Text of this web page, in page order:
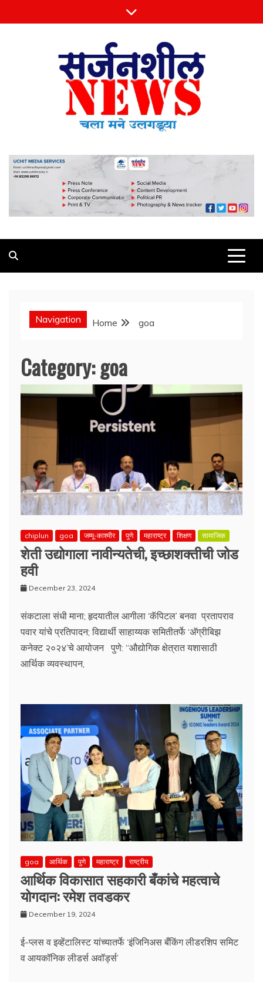
to
Navigation Home goa
Category:goa
chiplun goa जम्मू-काश्मीर पुणे महाराष्ट्र शिक्षण सामाजिक
शेती उद्योगाला नावीन्यतेची, इच्छाशक्तीची जोड
हवी
December 23, 2024
संकटाला संधी माना; हृदयातील आगीला ‘कॅपिटल’ बनवा प्रतापराव
पवार यांचे प्रतिपादन; विद्यार्थी साहाय्यक समितीतर्फे ‘अ‍ॅग्रीबिझ
कनेक्ट २०२४’चे आयोजन पुणे: “औद्योगिक क्षेत्रात यशासाठी
आर्थिक व्यवस्थापन,
goa आर्थिक पुणे महाराष्ट्र राष्ट्रीय
आर्थिक विकासात सहकारी बँकांचे महत्वाचे
योगदान: रमेश तवडकर
December 19, 2024
ई-प्लस व इव्हेंटालिस्ट यांच्यातर्फे ‘इंजिनिअस बँकिंग लीडरशिप समिट
व आयकॉनिक लीडर्स अवॉर्ड्स’